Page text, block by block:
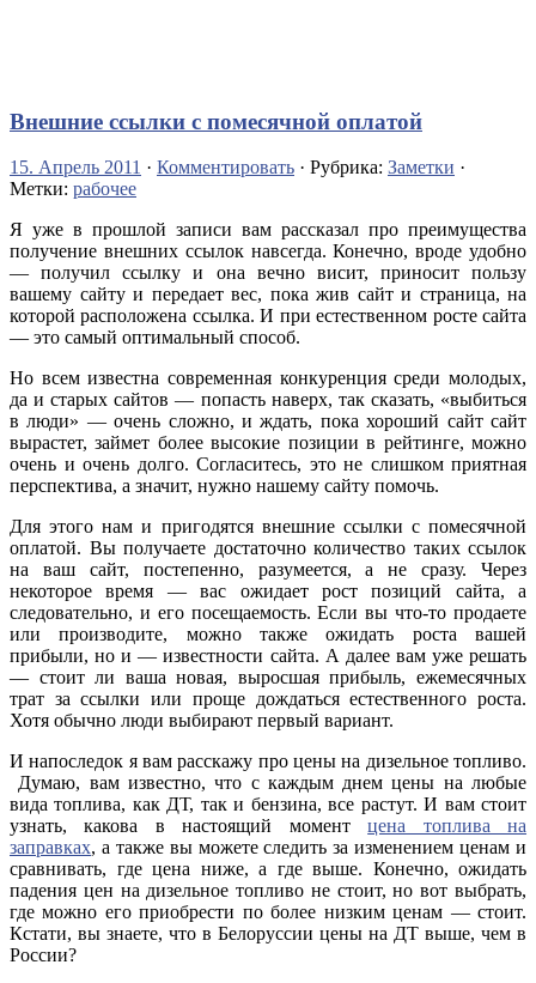
Внешние ссылки с помесячной оплатой
15. Апрель 2011 · Комментировать · Рубрика: Заметки ·
Метки: рабочее
Я уже в прошлой записи вам рассказал про преимущества
получение внешних ссылок навсегда. Конечно, вроде удобно
— получил ссылку и она вечно висит, приносит пользу
вашему сайту и передает вес, пока жив сайт и страница, на
которой расположена ссылка. И при естественном росте сайта
— это самый оптимальный способ.
Но всем известна современная конкуренция среди молодых,
да и старых сайтов — попасть наверх, так сказать, «выбиться
в люди» — очень сложно, и ждать, пока хороший сайт сайт
вырастет, займет более высокие позиции в рейтинге, можно
очень и очень долго. Согласитесь, это не слишком приятная
перспектива, а значит, нужно нашему сайту помочь.
Для этого нам и пригодятся внешние ссылки с помесячной
оплатой. Вы получаете достаточно количество таких ссылок
на ваш сайт, постепенно, разумеется, а не сразу. Через
некоторое время — вас ожидает рост позиций сайта, а
следовательно, и его посещаемость. Если вы что-то продаете
или производите, можно также ожидать роста вашей
прибыли, но и — известности сайта. А далее вам уже решать
— стоит ли ваша новая, выросшая прибыль, ежемесячных
трат за ссылки или проще дождаться естественного роста.
Хотя обычно люди выбирают первый вариант.
И напоследок я вам расскажу про цены на дизельное топливо.
Думаю, вам известно, что с каждым днем цены на любые
вида топлива, как ДТ, так и бензина, все растут. И вам стоит
узнать, какова в настоящий моментцена топлива на
заправках, а также вы можете следить за изменением ценам и
сравнивать, где цена ниже, а где выше. Конечно, ожидать
падения цен на дизельное топливо не стоит, но вот выбрать,
где можно его приобрести по более низким ценам — стоит.
Кстати, вы знаете, что в Белоруссии цены на ДТ выше, чем в
России?